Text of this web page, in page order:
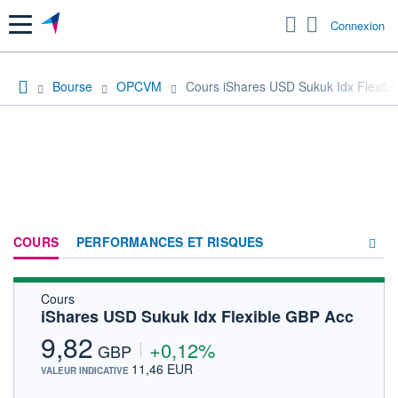
Menu Connexion
Bourse OPCVM Cours iShares USD Sukuk Idx
COURS PERFORMANCES ET RISQUES
Cours
iShares USD Sukuk Idx Flexible GBP Acc
9,82 GBP +0,12%
VALEUR INDICATIVE 11,46 EUR